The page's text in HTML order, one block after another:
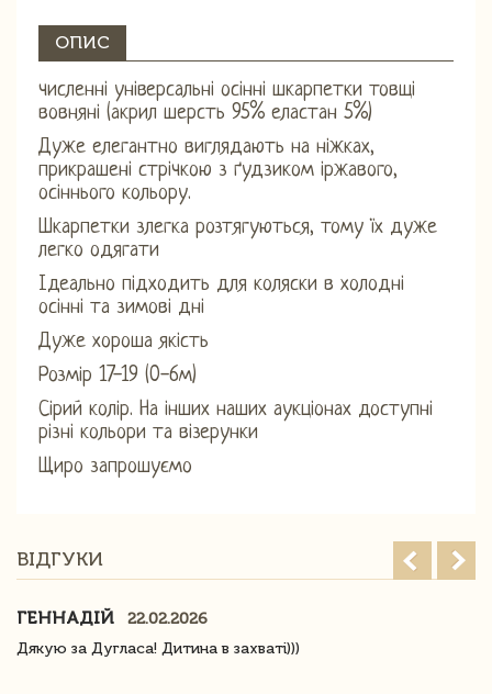
ОПИС
численні універсальні осінні шкарпетки товщі
вовняні (акрил шерсть 95% еластан 5%)
Дуже елегантно виглядають на ніжках,
прикрашені стрічкою з ґудзиком іржавого,
осіннього кольору.
Шкарпетки злегка розтягуються, тому їх дуже
легко одягати
Ідеально підходить для коляски в холодні
осінні та зимові дні
Дуже хороша якість
Розмір 17-19 (0-6м)
Сірий колір. На інших наших аукціонах доступні
різні кольори та візерунки
Щиро запрошуємо
ВІДГУКИ
ГЕННАДІЙ
22.02.2026
Дякую за Дугласа! Дитина в захваті)))